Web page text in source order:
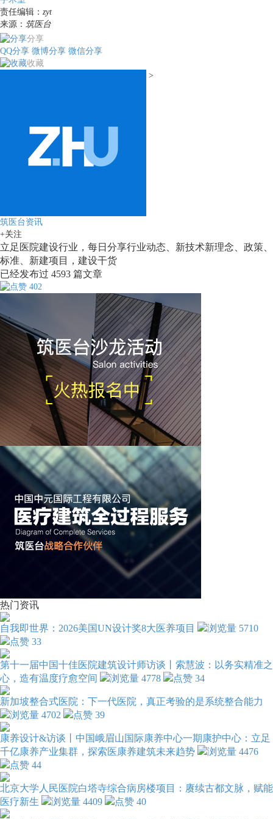
责任编辑： zyt
来源： 筑医台
分享
QQ分享 微博分享 微信分享
收藏
>
筑医台资讯
+关注
立足医院建设行业，每日分享行业动态、新技术新理念、政策、
标准、新建项目，建设干货
已经发布过 4593 篇文章
402
热门资讯
自我即世界：2026美国UN设计奖8大医养项目
5710
33
第十一届中国十佳医院建筑设计师访谈丨索慧波：以务实精准之
心，造有温度疗愈空间
4778 34
新加坡整合式医院：下一代医院，真正考验的是系统整合能力
4702
39
康养设计&访谈丨中国峨眉山国际康养中心一期康护中心：立足
千亿康养产业集群，探索医康养建筑未来趋势
4476
44
北京大学人民医院白塔寺综合病房楼项目：赓续古都文脉，赋能
医疗新生
4409 40